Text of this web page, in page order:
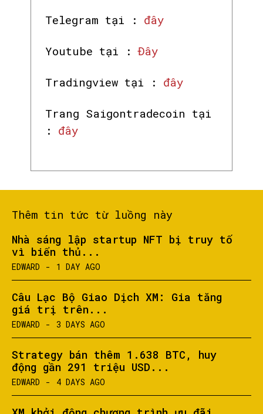
Telegram tại : đây
Youtube tại :Đây
Tradingview tại : đây
Trang Saigontradecoin tại
: đây
Thêm tin tức từ luồng này
Nhà sáng lập startup NFT bị truy tố
vì biển thủ...
EDWARD - 1 DAY AGO
Câu Lạc Bộ Giao Dịch XM: Gia tăng
giá trị trên...
EDWARD - 3 DAYS AGO
Strategy bán thêm 1.638 BTC, huy
động gần 291 triệu USD...
EDWARD - 4 DAYS AGO